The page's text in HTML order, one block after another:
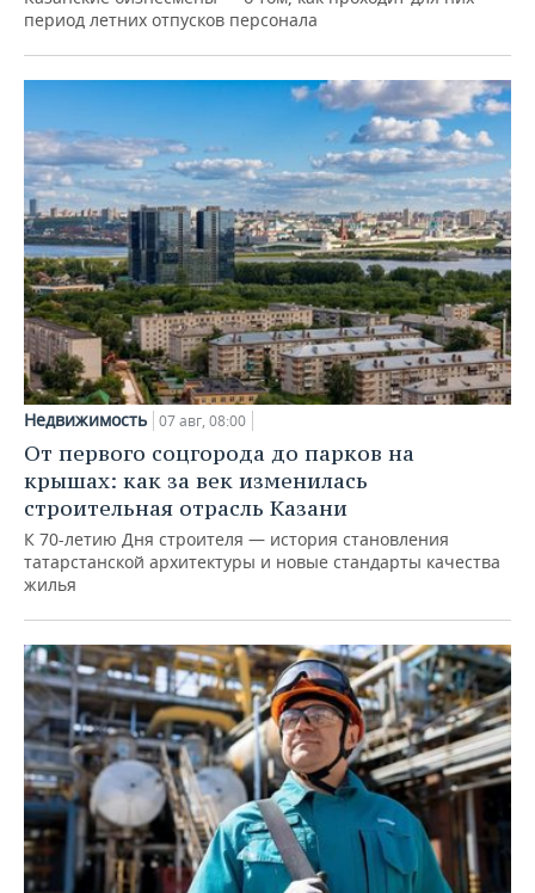
период летних отпусков персонала
Недвижимость 07 авг, 08:00
От первого соцгорода до парков на
крышах: как за век изменилась
строительная отрасль Казани
К 70-летию Дня строителя — история становления
татарстанской архитектуры и новые стандарты качества
жилья